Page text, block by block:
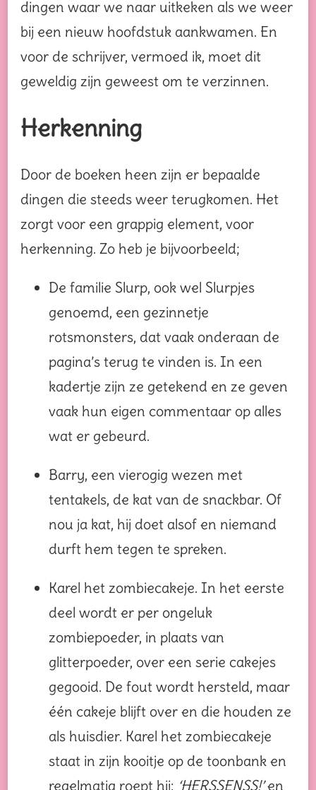
dingen waar we naar uitkeken als we weer
bij een nieuw hoofdstuk aankwamen. En
voor de schrijver, vermoed ik, moet dit
geweldig zijn geweest om te verzinnen.
Herkenning
Door de boeken heen zijn er bepaalde
dingen die steeds weer terugkomen. Het
zorgt voor een grappig element, voor
herkenning. Zo heb je bijvoorbeeld;
De familie Slurp, ook wel Slurpjes
genoemd, een gezinnetje
rotsmonsters, dat vaak onderaan de
pagina’s terug te vinden is. In een
kadertje zijn ze getekend en ze geven
vaak hun eigen commentaar op alles
wat er gebeurd.
Barry, een vierogig wezen met
tentakels, de kat van de snackbar. Of
nou ja kat, hij doet alsof en niemand
durft hem tegen te spreken.
Karel het zombiecakeje. In het eerste
deel wordt er per ongeluk
zombiepoeder, in plaats van
glitterpoeder, over een serie cakejes
gegooid. De fout wordt hersteld, maar
één cakeje blijft over en die houden ze
als huisdier. Karel het zombiecakeje
staat in zijn kooitje op de toonbank en
regelmatig roept hij: ‘HERSSENSS!’en